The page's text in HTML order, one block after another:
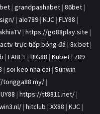
| grandpashabet | 86bet |
| alo789 | KJC | FLY88 |
| https://go88play.site |
trực tiếp bóng đá | 8x bet |
| FABET | BIG88 | Kubet | 789
| soi keo nha cai | Sunwin
|
UY88 | https://tt8811.net/ |
| hitclub | XX88 | KJC |